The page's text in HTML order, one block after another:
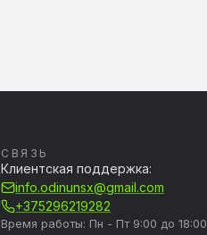
СВЯЗЬ
Клиентская поддержка:
info.odinunsx@gmail.com
+375296219282
Время работы: Пн - Пт 9:00 до 18:00